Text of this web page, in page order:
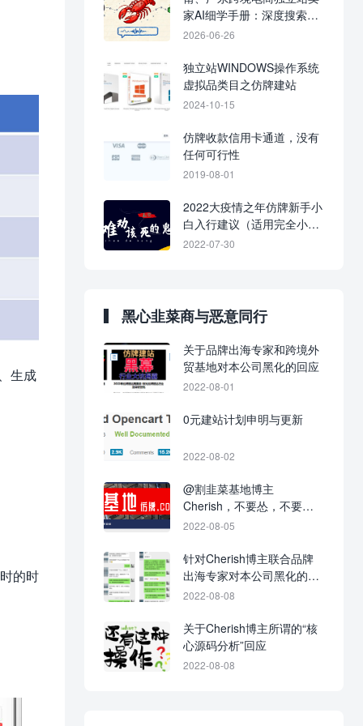
生成
的时
家AI细学手册：深度搜索与
研究。
2026-06-26
独立站WINDOWS操作系统
虚拟品类目之仿牌建站
2024-10-15
仿牌收款信用卡通道，没有
任何可行性
2019-08-01
2022大疫情之年仿牌新手小
白入行建议（适用完全小
白）！
2022-07-30
黑心韭菜商与恶意同行
关于品牌出海专家和跨境外
贸基地对本公司黑化的回应
2022-08-01
0元建站计划申明与更新
2022-08-02
@割韭菜基地博主
Cherish，不要怂，不要不
回应，不要当缩头乌龟！
2022-08-05
针对Cherish博主联合品牌
出海专家对本公司黑化的战
争进展图
2022-08-08
关于Cherish博主所谓的“核
心源码分析”回应
2022-08-08